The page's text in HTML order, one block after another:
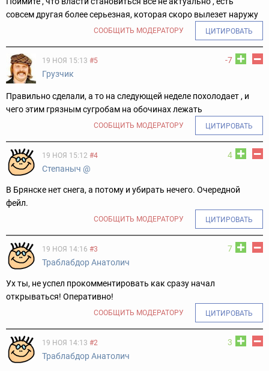
совсем другая более серьезная, которая скоро вылезет наружу
СООБЩИТЬ МОДЕРАТОРУ ЦИТИРОВАТЬ
-7
19 НОЯ 15:13 #5
Грузчик
Правильно сделали, а то на следующей неделе похолодает , и
чего этим грязным сугробам на обочинах лежать
СООБЩИТЬ МОДЕРАТОРУ ЦИТИРОВАТЬ
4
19 НОЯ 15:12 #4
Cтепаныч @
В Брянске нет снега, а потому и убирать нечего. Очередной
фейл.
СООБЩИТЬ МОДЕРАТОРУ ЦИТИРОВАТЬ
7
19 НОЯ 14:16 #3
Траблабдор Анатолич
Ух ты, не успел прокомментировать как сразу начал
открываться! Оперативно!
СООБЩИТЬ МОДЕРАТОРУ ЦИТИРОВАТЬ
3
19 НОЯ 14:13 #2
Траблабдор Анатолич